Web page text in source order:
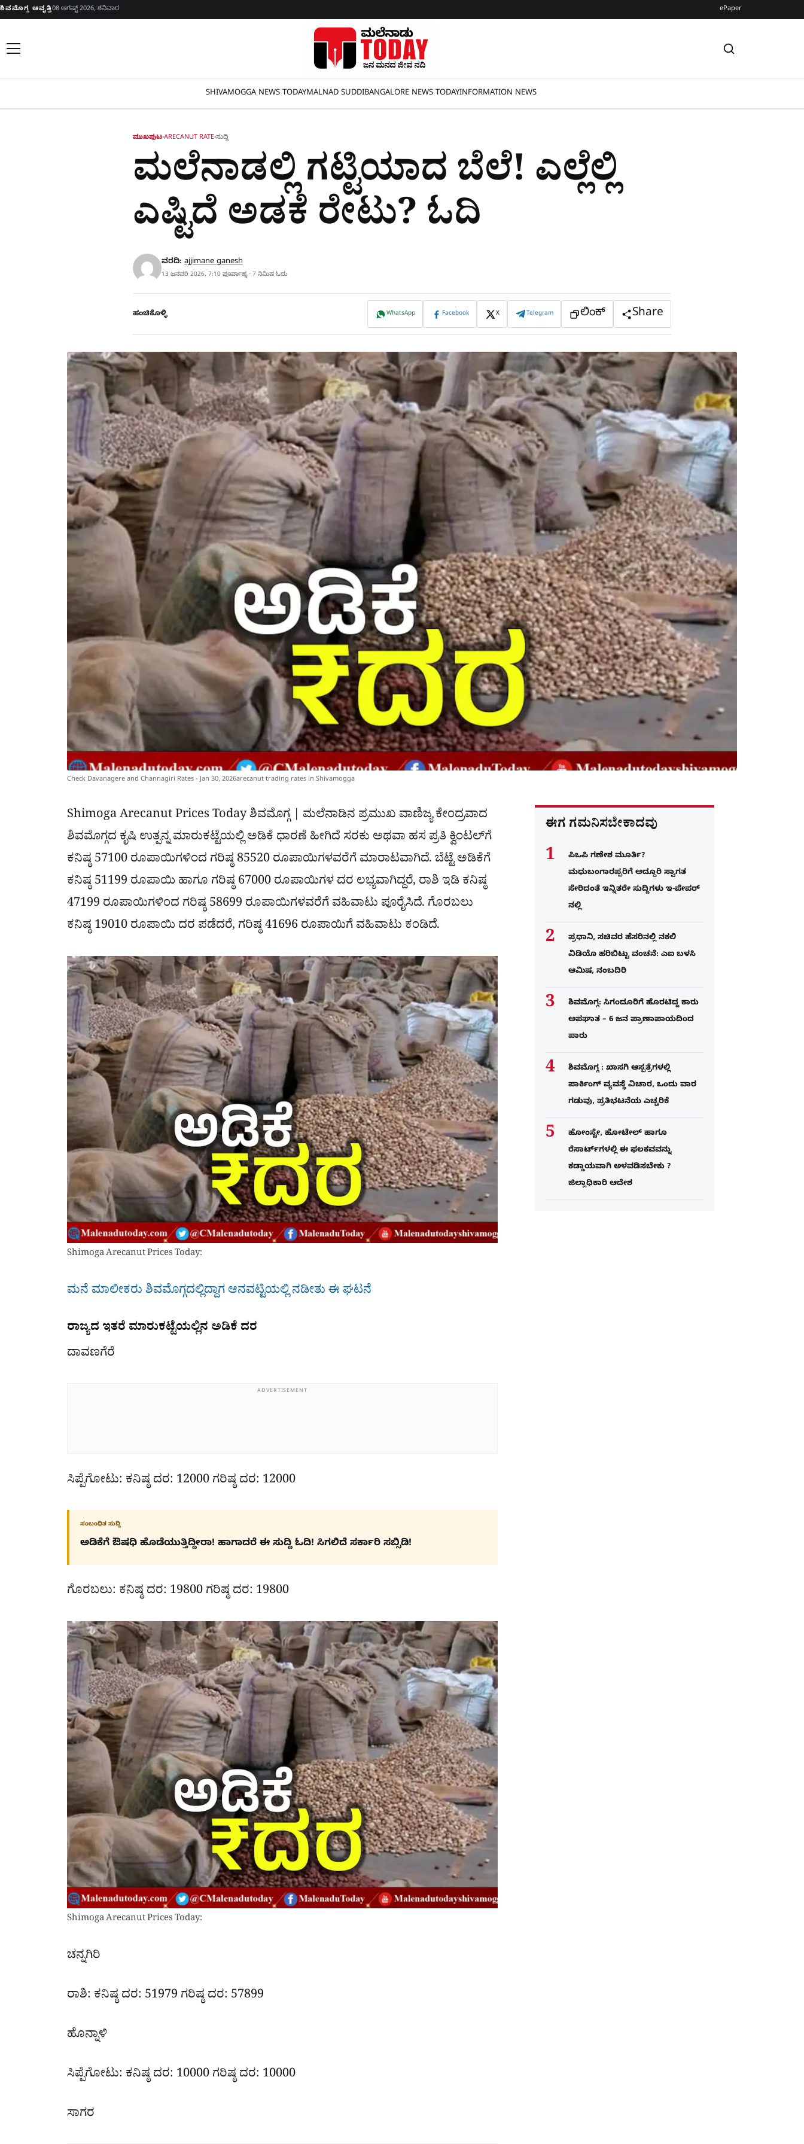
Skip to content
ಶಿವಮೊಗ್ಗ ಆವೃತ್ತಿ08 ಆಗಷ್ಟ್ 2026, ಶನಿವಾರ ePaper
SHIVAMOGGA NEWS TODAYMALNAD SUDDIBANGALORE NEWS TODAYINFORMATION NEWS
ಮುಖಪುಟ›ARECANUT RATE›ಸುದ್ದಿ
ಮಲೆನಾಡಲ್ಲಿ ಗಟ್ಟಿಯಾದ ಬೆಲೆ! ಎಲ್ಲೆಲ್ಲಿ
ಎಷ್ಟಿದೆ ಅಡಕೆ ರೇಟು? ಓದಿ
ವರದಿ: ajjimane ganesh
13 ಜನವರಿ 2026, 7:10 ಫೂರ್ವಾಹ್ನ · 7 ನಿಮಿಷ ಓದು
ಹಂಚಿಕೊಳ್ಳಿ WhatsApp Facebook X Telegram ಲಿಂಕ್ Share
Check Davanagere and Channagiri Rates - Jan 30, 2026arecanut trading rates in Shivamogga
Shimoga Arecanut Prices Today ಶಿವಮೊಗ್ಗ | ಮಲೆನಾಡಿನ ಪ್ರಮುಖ ವಾಣಿಜ್ಯ ಕೇಂದ್ರವಾದ
ಶಿವಮೊಗ್ಗದ ಕೃಷಿ ಉತ್ಪನ್ನ ಮಾರುಕಟ್ಟೆಯಲ್ಲಿ ಅಡಿಕೆ ಧಾರಣೆ ಹೀಗಿದೆ ಸರಕು ಅಥವಾ ಹಸ ಪ್ರತಿ ಕ್ವಿಂಟಲ್‌ಗೆ
ಕನಿಷ್ಠ 57100 ರೂಪಾಯಿಗಳಿಂದ ಗರಿಷ್ಠ 85520 ರೂಪಾಯಿಗಳವರೆಗೆ ಮಾರಾಟವಾಗಿದೆ. ಬೆಟ್ಟೆ ಅಡಿಕೆಗೆ
ಕನಿಷ್ಠ 51199 ರೂಪಾಯಿ ಹಾಗೂ ಗರಿಷ್ಠ 67000 ರೂಪಾಯಿಗಳ ದರ ಲಭ್ಯವಾಗಿದ್ದರೆ, ರಾಶಿ ಇಡಿ ಕನಿಷ್ಠ
47199 ರೂಪಾಯಿಗಳಿಂದ ಗರಿಷ್ಠ 58699 ರೂಪಾಯಿಗಳವರೆಗೆ ವಹಿವಾಟು ಪೂರೈಸಿದೆ. ಗೊರಬಲು
ಕನಿಷ್ಠ 19010 ರೂಪಾಯಿ ದರ ಪಡೆದರೆ, ಗರಿಷ್ಠ 41696 ರೂಪಾಯಿಗೆ ವಹಿವಾಟು ಕಂಡಿದೆ.
Shimoga Arecanut Prices Today:
ಮನೆ ಮಾಲೀಕರು ಶಿವಮೊಗ್ಗದಲ್ಲಿದ್ದಾಗ ಆನವಟ್ಟಿಯಲ್ಲಿ ನಡೀತು ಈ ಘಟನೆ
ರಾಜ್ಯದ ಇತರೆ ಮಾರುಕಟ್ಟೆಯಲ್ಲಿನ ಅಡಿಕೆ ದರ
ದಾವಣಗೆರೆ
ADVERTISEMENT
ಸಿಪ್ಪೆಗೋಟು: ಕನಿಷ್ಠ ದರ: 12000 ಗರಿಷ್ಠ ದರ: 12000
ಸಂಬಂಧಿತ ಸುದ್ದಿ
ಅಡಿಕೆಗೆ ಔಷಧಿ ಹೊಡೆಯುತ್ತಿದ್ದೀರಾ! ಹಾಗಾದರೆ ಈ ಸುದ್ದಿ ಓದಿ! ಸಿಗಲಿದೆ ಸರ್ಕಾರಿ ಸಬ್ಸಿಡಿ!
ಗೊರಬಲು: ಕನಿಷ್ಠ ದರ: 19800 ಗರಿಷ್ಠ ದರ: 19800
Shimoga Arecanut Prices Today:
ಚನ್ನಗಿರಿ
ರಾಶಿ: ಕನಿಷ್ಠ ದರ: 51979 ಗರಿಷ್ಠ ದರ: 57899
ಹೊನ್ನಾಳಿ
ಸಿಪ್ಪೆಗೋಟು: ಕನಿಷ್ಠ ದರ: 10000 ಗರಿಷ್ಠ ದರ: 10000
ಸಾಗರ
ಈಗ ಗಮನಿಸಬೇಕಾದವು
ಪಿಒಪಿ ಗಣೇಶ ಮೂರ್ತಿ?
ಮಧುಬಂಗಾರಪ್ಪರಿಗೆ ಅದ್ದೂರಿ ಸ್ವಾಗತ
ಸೇರಿದಂತೆ ಇನ್ನಿತರೇ ಸುದ್ದಿಗಳು ಇ-ಪೇಪರ್​
ನಲ್ಲಿ
ಪ್ರಧಾನಿ, ಸಚಿವರ ಹೆಸರಿನಲ್ಲಿ ನಕಲಿ
ವಿಡಿಯೊ ಹರಿಬಿಟ್ಟು ವಂಚನೆ: ಎಐ ಬಳಸಿ
ಆಮಿಷ, ನಂಬದಿರಿ
ಶಿವಮೊಗ್ಗ: ಸಿಗಂದೂರಿಗೆ ಹೊರಟಿದ್ದ ಕಾರು
ಅಪಘಾತ – 6 ಜನ ಪ್ರಾಣಾಪಾಯದಿಂದ
ಪಾರು
ಶಿವಮೊಗ್ಗ : ಖಾಸಗಿ ಆಸ್ಪತ್ರೆಗಳಲ್ಲಿ
ಪಾರ್ಕಿಂಗ್​ ವ್ಯವಸ್ಥೆ ವಿಚಾರ, ಒಂದು ವಾರ
ಗಡುವು, ಪ್ರತಿಭಟನೆಯ ಎಚ್ಚರಿಕೆ
ಹೋಂಸ್ಟೇ, ಹೋಟೇಲ್ ಹಾಗೂ
ರೆಸಾರ್ಟ್‌ಗಳಲ್ಲಿ ಈ ಫಲಕವವನ್ನು
ಕಡ್ಡಾಯವಾಗಿ ಅಳವಡಿಸಬೇಕು ?
ಜಿಲ್ಲಾಧಿಕಾರಿ ಆದೇಶ